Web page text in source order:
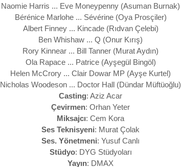
Naomie Harris ... Eve Moneypenny (Asuman Burnak)
Bérénice Marlohe ... Sévérine (Oya Prosçiler)
Albert Finney ... Kincade (Rıdvan Çelebi)
Ben Whishaw ... Q (Onur Kırış)
Rory Kinnear ... Bill Tanner (Murat Aydın)
Ola Rapace ... Patrice (Ayşegül Bingöl)
Helen McCrory ... Clair Dowar MP (Ayşe Kurtel)
Nicholas Woodeson ... Doctor Hall (Dündar Müftüoğlu)
Casting: Aziz Acar
Çevirmen: Orhan Yeter
Miksajcı: Cem Kora
Ses Teknisyeni: Murat Çolak
Ses. Yönetmeni: Yusuf Canlı
Stüdyo: DYG Stüdyoları
Yayın: DMAX